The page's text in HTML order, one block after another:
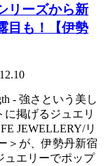
リーズから新
目も！【伊勢
- 強さという美し
に掲げるジュエリ
JEWELLERY/リ
＞が、伊勢丹新宿
ュエリーでポップ